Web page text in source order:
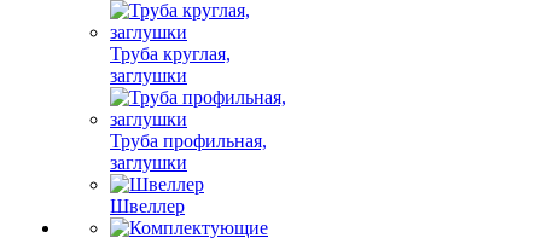
Труба круглая,
заглушки
Труба профильная,
заглушки
Швеллер